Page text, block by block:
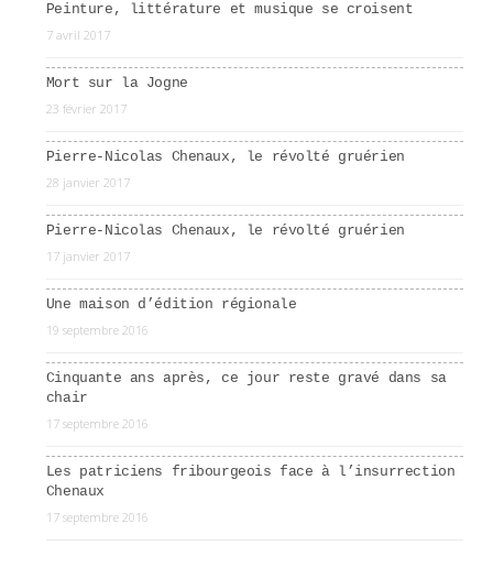
Peinture, littérature et musique se croisent
7 avril 2017
Mort sur la Jogne
23 février 2017
Pierre-Nicolas Chenaux, le révolté gruérien
28 janvier 2017
Pierre-Nicolas Chenaux, le révolté gruérien
17 janvier 2017
Une maison d’édition régionale
19 septembre 2016
Cinquante ans après, ce jour reste gravé dans sa
chair
17 septembre 2016
Les patriciens fribourgeois face à l’insurrection
Chenaux
17 septembre 2016